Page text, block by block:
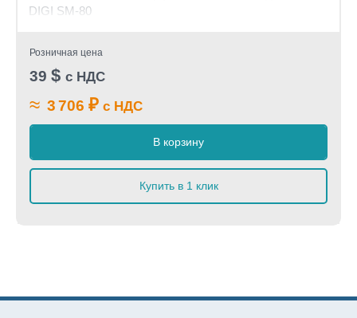
DIGI SM-80
Розничная цена
39 $ с НДС
≈ 3 706 ₽ с НДС
В корзину
Купить в 1 клик